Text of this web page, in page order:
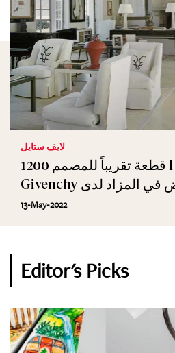
لايف ستايل
1200 قطعة تقريباً للمصمم Hubert de
13-May-2022
Editor's Picks